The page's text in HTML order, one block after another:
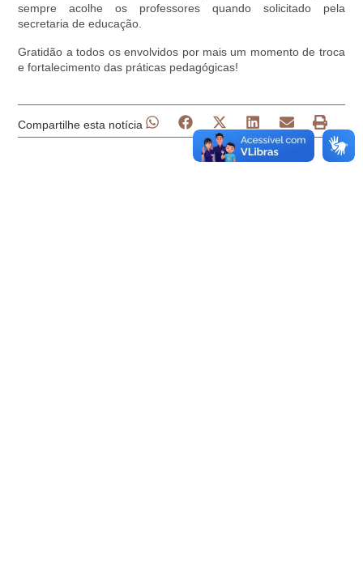
sempre acolhe os professores quando solicitado pela
secretaria de educação.
Gratidão a todos os envolvidos por mais um momento de troca
e fortalecimento das práticas pedagógicas!
Compartilhe esta notícia